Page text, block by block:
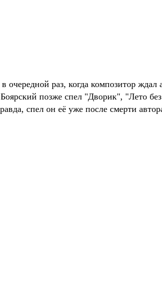
раз, когда композитор ждал
Боярский позже спел "Дворик", "Лето
спел он её уже после смерти